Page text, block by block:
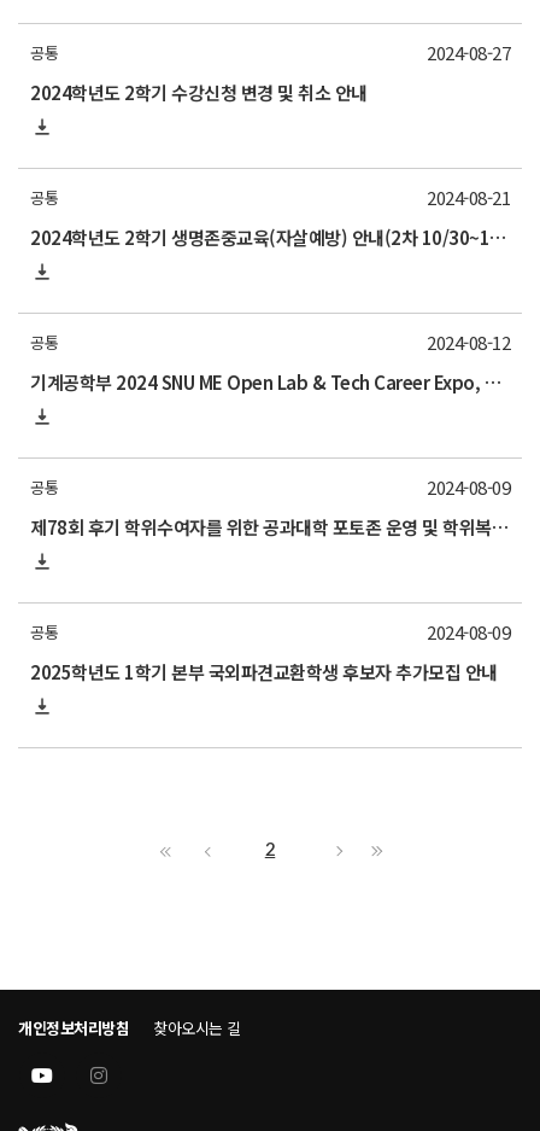
공통
2024학년도 2학기 수강신청 변경 및 취소 안내
2024-08-27
공통
2024학년도 2학기 생명존중교육(자살예방) 안내(2차 10/30~11/29)
2024-08-21
공통
기계공학부 2024 SNU ME Open Lab & Tech Career Expo, and IAP (Industrial Affilates Program) 기술교류회 행사 안내 (9/6)
2024-08-12
공통
제78회 후기 학위수여자를 위한 공과대학 포토존 운영 및 학위복 대여 안내
2024-08-09
공통
2025학년도 1학기 본부 국외파견교환학생 후보자 추가모집 안내
2024-08-09
2
개인정보처리방침 찾아오시는 길